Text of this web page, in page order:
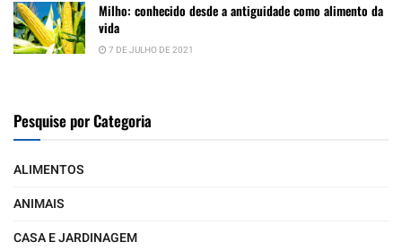
Milho: conhecido desde a antiguidade como alimento da
vida
7 DE JULHO DE 2021
Pesquise por Categoria
ALIMENTOS
ANIMAIS
CASA E JARDINAGEM